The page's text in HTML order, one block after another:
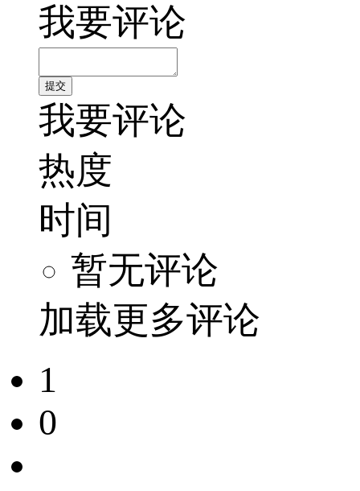
我要评论
我要评论
热度
时间
暂无评论
加载更多评论
1
0